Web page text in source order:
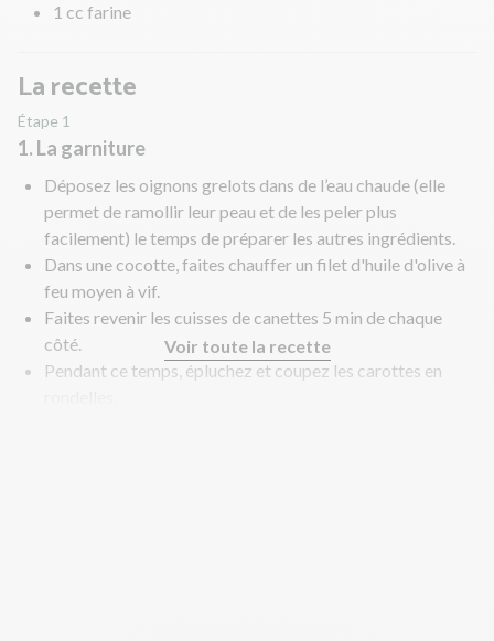
1 cc farine
La recette
Étape 1
1. La garniture
Déposez les oignons grelots dans de l’eau chaude (elle
permet de ramollir leur peau et de les peler plus
facilement) le temps de préparer les autres ingrédients.
Dans une cocotte, faites chauffer un filet d'huile d'olive à
feu moyen à vif.
Faites revenir les cuisses de canettes 5 min de chaque
côté.
Pendant ce temps, épluchez et coupez les carottes en
Voir toute la recette